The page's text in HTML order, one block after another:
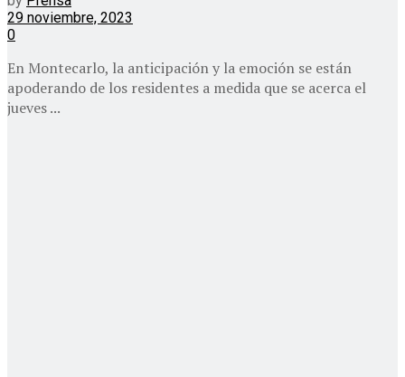
29 noviembre, 2023
0
En Montecarlo, la anticipación y la emoción se están
apoderando de los residentes a medida que se acerca el
jueves ...